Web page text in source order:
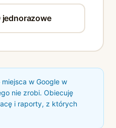
jednorazowe
w Google w
nie zrobi. Obiecuję
i raporty, z których